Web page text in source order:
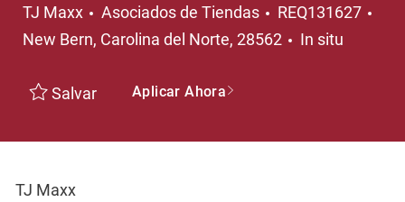
TJ Maxx Categoría
Asociados de Tiendas REQ131627
New Bern, Carolina del Norte, 28562
In situ
Salvar Aplicar Ahora
TJ Maxx